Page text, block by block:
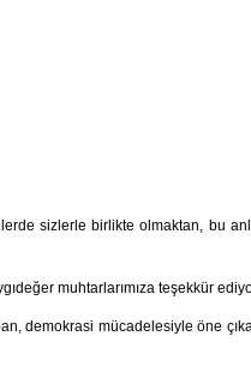
sizlerle birlikte olmaktan, bu
muhtarlarımıza teşekkür
demokrasi mücadelesiyle öne